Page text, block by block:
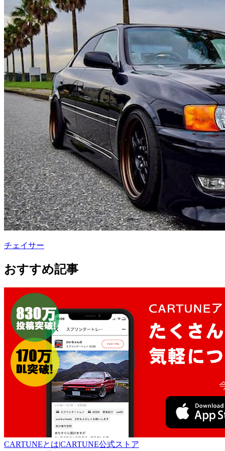
チェイサー
おすすめ記事
CARTUNEとは|CARTUNE公式ストア